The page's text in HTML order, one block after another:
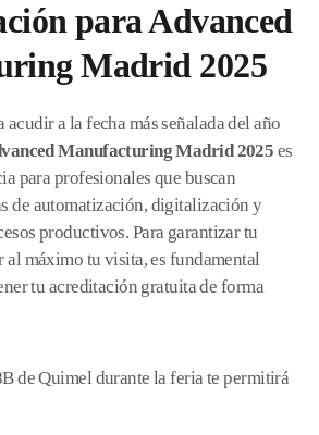
para Advanced
Madrid 2025
a la fecha más señalada del año
Manufacturing Madrid 2025 es
para profesionales que buscan
de automatización, digitalización y
productivos. Para garantizar tu
al máximo tu visita, es fundamental
tu acreditación gratuita de forma
de Quimel durante la feria te permitirá